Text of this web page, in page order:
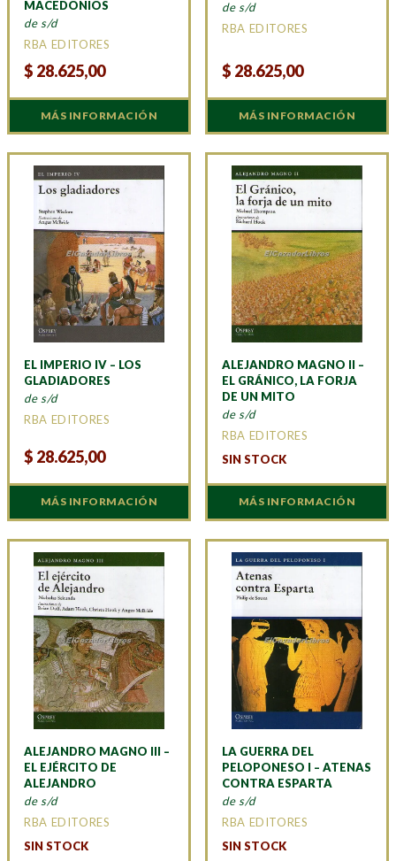
MACEDONIOS
de s/d
RBA EDITORES
$ 28.625,00
MÁS INFORMACIÓN
de s/d
RBA EDITORES
$ 28.625,00
MÁS INFORMACIÓN
EL IMPERIO IV – LOS
GLADIADORES
de s/d
RBA EDITORES
$ 28.625,00
MÁS INFORMACIÓN
ALEJANDRO MAGNO II –
EL GRÁNICO, LA FORJA
DE UN MITO
de s/d
RBA EDITORES
SIN STOCK
MÁS INFORMACIÓN
ALEJANDRO MAGNO III –
EL EJÉRCITO DE
ALEJANDRO
de s/d
RBA EDITORES
SIN STOCK
LA GUERRA DEL
PELOPONESO I – ATENAS
CONTRA ESPARTA
de s/d
RBA EDITORES
SIN STOCK